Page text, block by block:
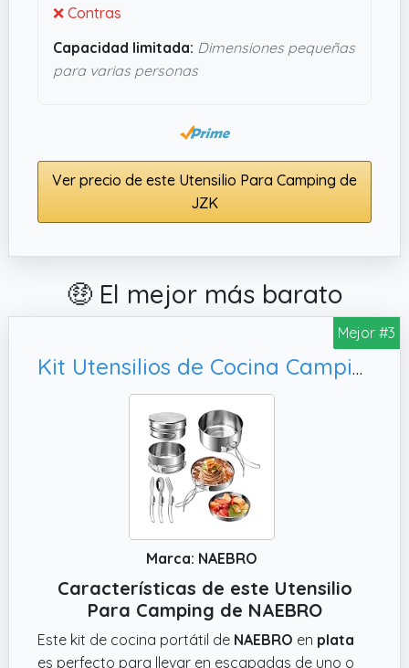
❌ Contras
Capacidad limitada: Dimensiones pequeñas
para varias personas
Ver precio de este Utensilio Para Camping de
JZK
🤑 El mejor más barato
Mejor #3
Kit Utensilios de Cocina Camping Portátil 7Pcs, Juego de Olla y Sarten de Acero Inoxidable Apilable para 1-2 Personas con Cubiertos Plegables para Acampar Excursión/Senderismo/Viaje/Picnic
Marca: NAEBRO
Características de este Utensilio
Para Camping de NAEBRO
Este kit de cocina portátil de NAEBRO en plata
es perfecto para llevar en escapadas de uno o